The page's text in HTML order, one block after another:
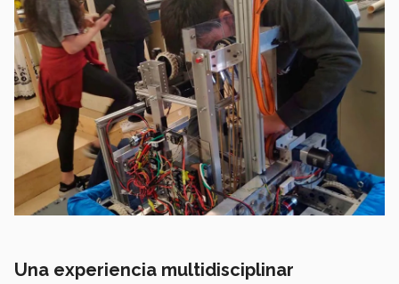
Una experiencia multidisciplinar